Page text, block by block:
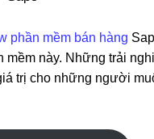
phần mềm bán hàng
mềm này. Những trải
trị cho những người